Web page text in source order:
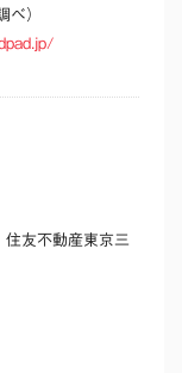
べ）
友不動産東京三